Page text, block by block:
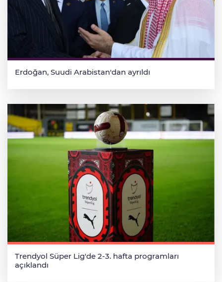
Erdoğan, Suudi Arabistan'dan ayrıldı
Trendyol Süper Lig'de 2-3. hafta programları
açıklandı